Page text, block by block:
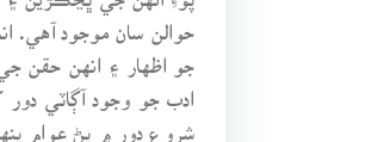
حوالن سان موجود آهي.
جو اظهار ۽ انهن حقن
ادب جو وجود آڳاٽي
شروع دور ۾ پڻ عوام